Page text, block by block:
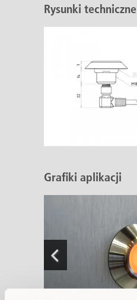
Rysunki techniczne
Grafiki aplikacji